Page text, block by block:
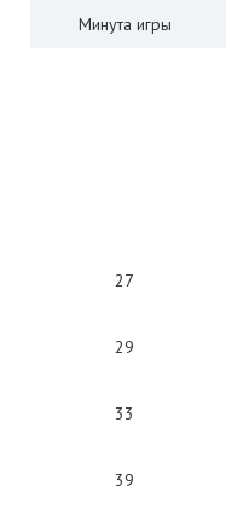
Минута игры
27
29
33
39